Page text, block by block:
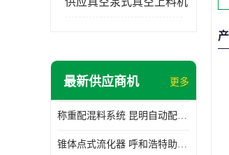
最新供应商机 更多
称重配混料系统 昆明自动配料系统 厂家电话
锥体点式流化器 呼和浩特助流料斗 厂家